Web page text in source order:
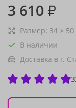
3 610 ₽
Размер: 34 × 50
В наличии
Доставка в г.